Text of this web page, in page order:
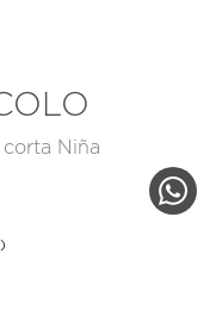
Niña